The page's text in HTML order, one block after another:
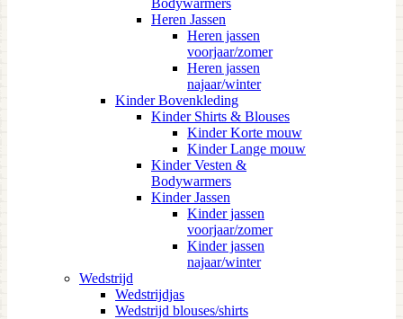
Bodywarmers
Heren Jassen
Heren jassen
voorjaar/zomer
Heren jassen
najaar/winter
Kinder Bovenkleding
Kinder Shirts & Blouses
Kinder Korte mouw
Kinder Lange mouw
Kinder Vesten &
Bodywarmers
Kinder Jassen
Kinder jassen
voorjaar/zomer
Kinder jassen
najaar/winter
Wedstrijd
Wedstrijdjas
Wedstrijd blouses/shirts